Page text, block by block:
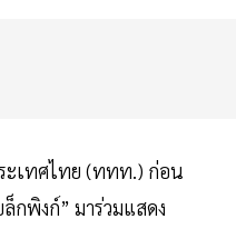
ะเทศไทย (ททท.) ก่อน
กพิงก์” มาร่วมแสดง